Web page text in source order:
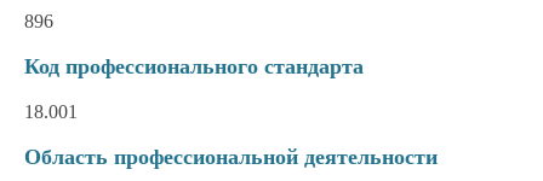
896
Код профессионального стандарта
18.001
Область профессиональной деятельности